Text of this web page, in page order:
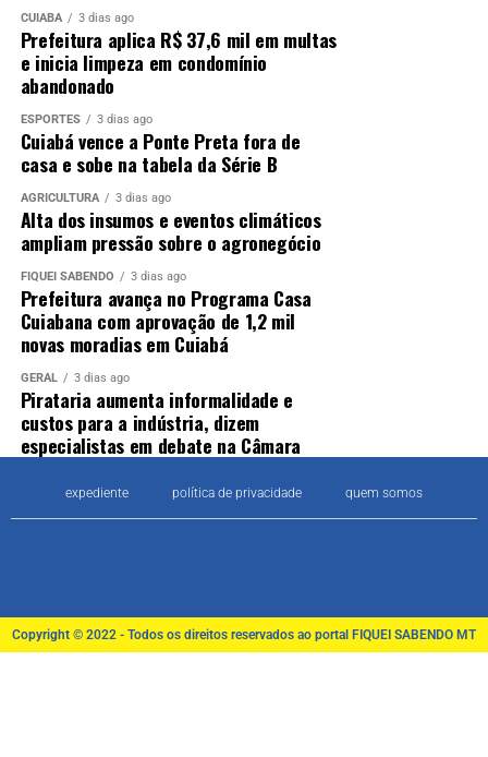
CUIABÁ 3 dias ago
Prefeitura aplica R$ 37,6 mil em multas
e inicia limpeza em condomínio
abandonado
ESPORTES 3 dias ago
Cuiabá vence a Ponte Preta fora de
casa e sobe na tabela da Série B
AGRICULTURA 3 dias ago
Alta dos insumos e eventos climáticos
ampliam pressão sobre o agronegócio
FIQUEI SABENDO 3 dias ago
Prefeitura avança no Programa Casa
Cuiabana com aprovação de 1,2 mil
novas moradias em Cuiabá
GERAL 3 dias ago
Pirataria aumenta informalidade e
custos para a indústria, dizem
especialistas em debate na Câmara
expediente política de privacidade quem somos
Copyright © 2022 - Todos os direitos reservados ao portal FIQUEI SABENDO MT